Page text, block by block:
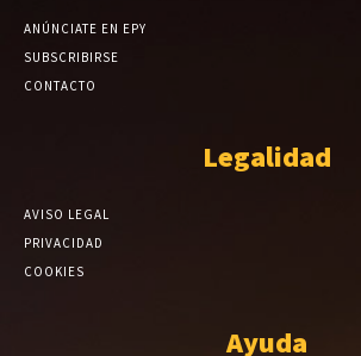
ANÚNCIATE EN EPY
SUBSCRIBIRSE
CONTACTO
Legalidad
AVISO LEGAL
PRIVACIDAD
COOKIES
Ayuda